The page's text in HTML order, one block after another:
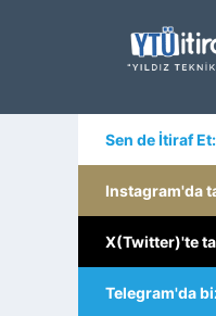
Sen de İtiraf Et:
Instagram'da
X(Twitter)'te
Telegram'da